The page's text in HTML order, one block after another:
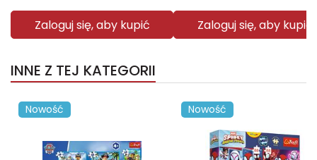
Zaloguj się, aby kupić Zaloguj się, aby kupić
INNE Z TEJ KATEGORII
Nowość Nowość